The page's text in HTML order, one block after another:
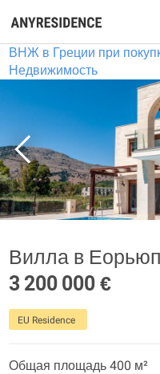
ВНЖ в Греции при
Недвижимость
Вилла в
3 200 000 €
EU Residence
Общая площадь 400 м²